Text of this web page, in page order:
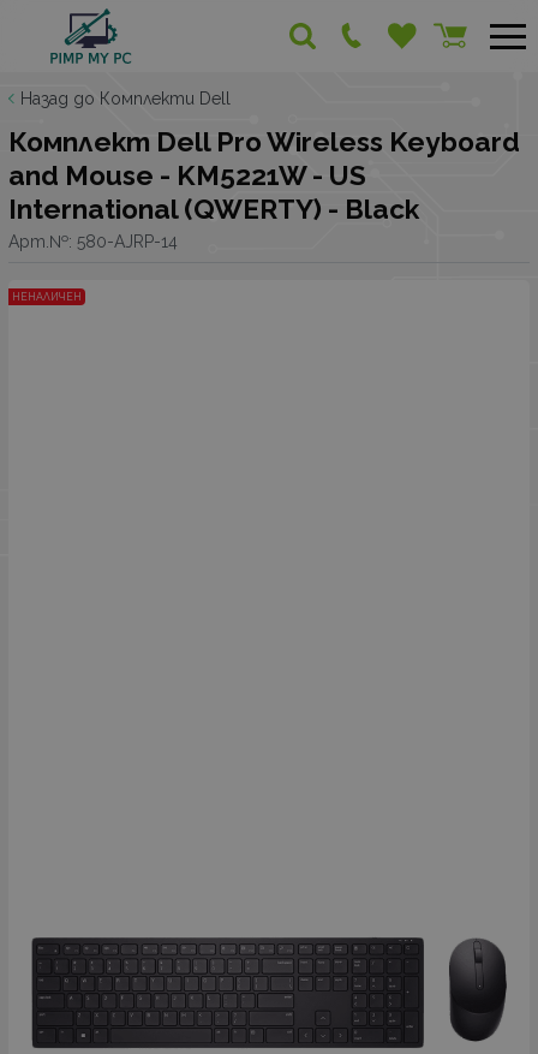
Назад до Комплекти Dell
Комплект Dell Pro Wireless Keyboard
and Mouse - KM5221W - US
International (QWERTY) - Black
Арт.№: 580-AJRP-14
НЕНАЛИЧЕН